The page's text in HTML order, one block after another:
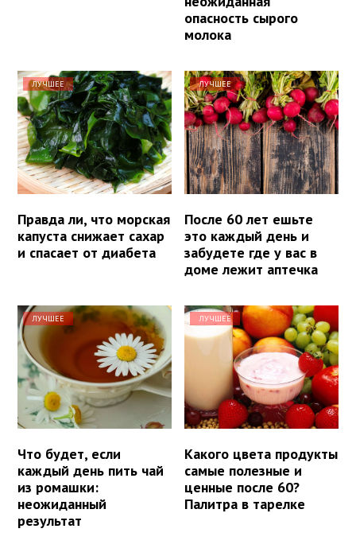
опасность сырого
молока
ЛУЧШЕЕ
Правда ли, что морская
капуста снижает сахар
и спасает от диабета
ЛУЧШЕЕ
После 60 лет ешьте
это каждый день и
забудете где у вас в
доме лежит аптечка
ЛУЧШЕЕ
Что будет, если
каждый день пить чай
из ромашки:
неожиданный
результат
ЛУЧШЕЕ
Какого цвета продукты
самые полезные и
ценные после 60?
Палитра в тарелке